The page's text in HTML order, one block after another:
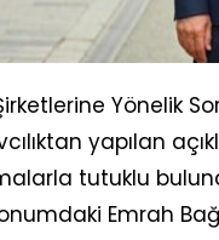
Yönelik
yapılan
tutuklu
Emrah